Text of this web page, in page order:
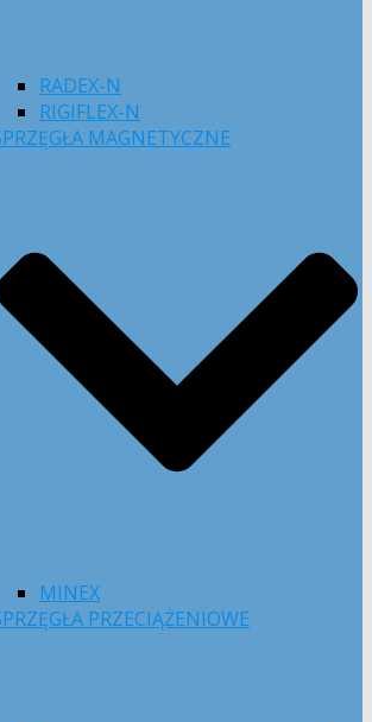
RADEX-N
RIGIFLEX-N
MAGNETYCZNE
MINEX
PRZECIĄŻENIOWE